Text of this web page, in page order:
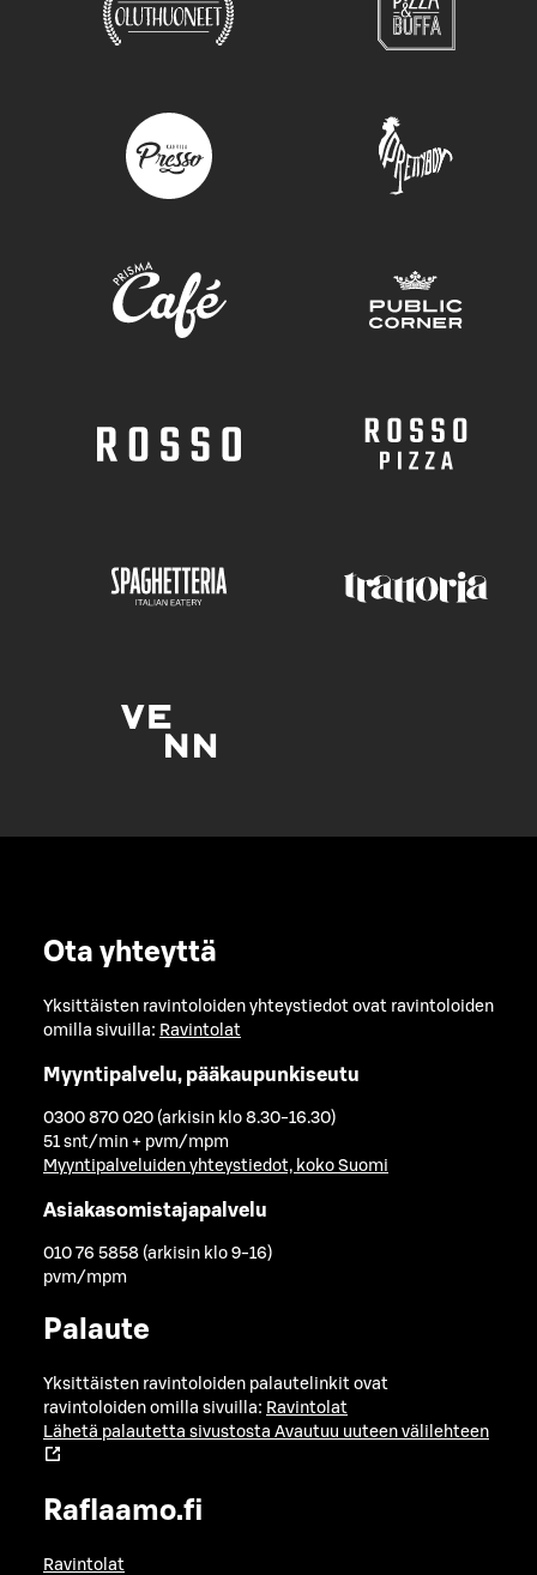
Ota yhteyttä
Yksittäisten ravintoloiden yhteystiedot ovat ravintoloiden
omilla sivuilla: Ravintolat
Myyntipalvelu, pääkaupunkiseutu
0300 870 020 (arkisin klo 8.30-16.30)
51 snt/min + pvm/mpm
Myyntipalveluiden yhteystiedot, koko Suomi
Asiakasomistajapalvelu
010 76 5858 (arkisin klo 9-16)
pvm/mpm
Palaute
Yksittäisten ravintoloiden palautelinkit ovat
ravintoloiden omilla sivuilla: Ravintolat
Lähetä palautetta sivustosta Avautuu uuteen välilehteen
Raflaamo.fi
Ravintolat